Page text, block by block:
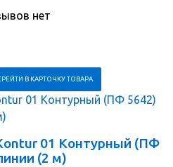
нет
В КАРТОЧКУ ТОВАРА
01 Контурный (ПФ
(2 м)